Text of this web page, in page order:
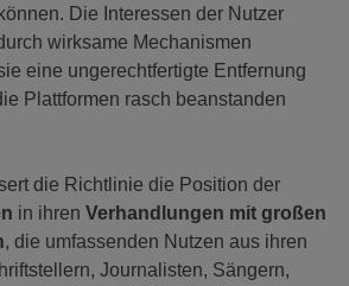
Die Interessen der Nutzer
wirksame Mechanismen
eine ungerechtfertigte Entfernung
Plattformen rasch beanstanden
die Richtlinie die Position der
in ihren Verhandlungen mit großen
, die umfassenden Nutzen aus ihren
Journalisten, Sängern,